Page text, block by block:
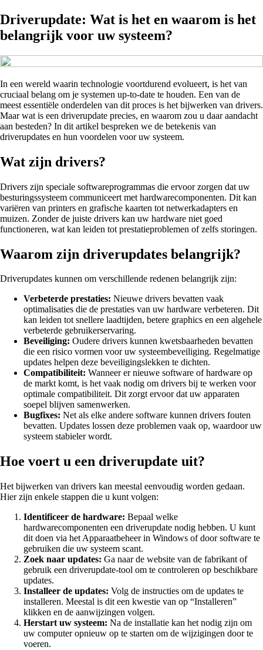
Driverupdate: Wat is het en waarom is het
belangrijk voor uw systeem?
In een wereld waarin technologie voortdurend evolueert, is het van
cruciaal belang om je systemen up-to-date te houden. Een van de
meest essentiële onderdelen van dit proces is het bijwerken van drivers.
Maar wat is een driverupdate precies, en waarom zou u daar aandacht
aan besteden? In dit artikel bespreken we de betekenis van
driverupdates en hun voordelen voor uw systeem.
Wat zijn drivers?
Drivers zijn speciale softwareprogrammas die ervoor zorgen dat uw
besturingssysteem communiceert met hardwarecomponenten. Dit kan
variëren van printers en grafische kaarten tot netwerkadapters en
muizen. Zonder de juiste drivers kan uw hardware niet goed
functioneren, wat kan leiden tot prestatieproblemen of zelfs storingen.
Waarom zijn driverupdates belangrijk?
Driverupdates kunnen om verschillende redenen belangrijk zijn:
Verbeterde prestaties: Nieuwe drivers bevatten vaak
optimalisaties die de prestaties van uw hardware verbeteren. Dit
kan leiden tot snellere laadtijden, betere graphics en een algehele
verbeterde gebruikerservaring.
Beveiliging: Oudere drivers kunnen kwetsbaarheden bevatten
die een risico vormen voor uw systeembeveiliging. Regelmatige
updates helpen deze beveiligingslekken te dichten.
Compatibiliteit: Wanneer er nieuwe software of hardware op
de markt komt, is het vaak nodig om drivers bij te werken voor
optimale compatibiliteit. Dit zorgt ervoor dat uw apparaten
soepel blijven samenwerken.
Bugfixes: Net als elke andere software kunnen drivers fouten
bevatten. Updates lossen deze problemen vaak op, waardoor uw
systeem stabieler wordt.
Hoe voert u een driverupdate uit?
Het bijwerken van drivers kan meestal eenvoudig worden gedaan.
Hier zijn enkele stappen die u kunt volgen:
Identificeer de hardware: Bepaal welke
hardwarecomponenten een driverupdate nodig hebben. U kunt
dit doen via het Apparaatbeheer in Windows of door software te
gebruiken die uw systeem scant.
Zoek naar updates: Ga naar de website van de fabrikant of
gebruik een driverupdate-tool om te controleren op beschikbare
updates.
Installeer de updates: Volg de instructies om de updates te
installeren. Meestal is dit een kwestie van op “Installeren”
klikken en de aanwijzingen volgen.
Herstart uw systeem: Na de installatie kan het nodig zijn om
uw computer opnieuw op te starten om de wijzigingen door te
voeren.